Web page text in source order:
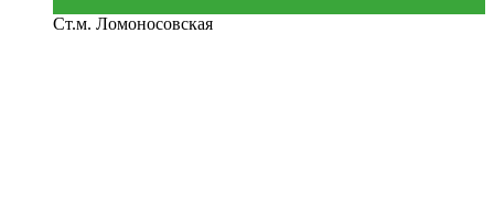
Ст.м. Ломоносовская